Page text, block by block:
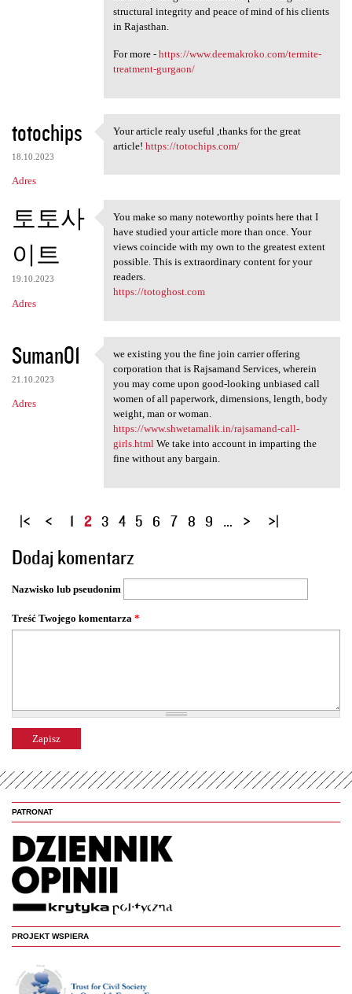
structural integrity and peace of mind of his clients
in Rajasthan.
For more - https://www.deemakroko.com/termite-
treatment-gurgaon/
totochips
18.10.2023
Adres
Your article realy useful
Your article realy useful ,thanks for the great
article! https://totochips.com/
토토사
이트
19.10.2023
Adres
You make so many noteworthy
You make so many noteworthy points here that I
have studied your article more than once. Your
views coincide with my own to the greatest extent
possible. This is extraordinary content for your
readers.
https://totoghost.com
Suman01
21.10.2023
Adres
we existing you the fine join
we existing you the fine join carrier offering
corporation that is Rajsamand Services, wherein
you may come upon good-looking unbiased call
women of all paperwork, dimensions, length, body
weight, man or woman.
https://www.shwetamalik.in/rajsamand-call-
girls.htmlWe take into account in imparting the
fine without any bargain.
S
r
o
n
y
1 2 3 4 5 6 7 8 9 …
Dodaj komentarz
Nazwisko lub pseudonim
Treść Twojego komentarza *
PATRONAT
PROJEKT WSPIERA